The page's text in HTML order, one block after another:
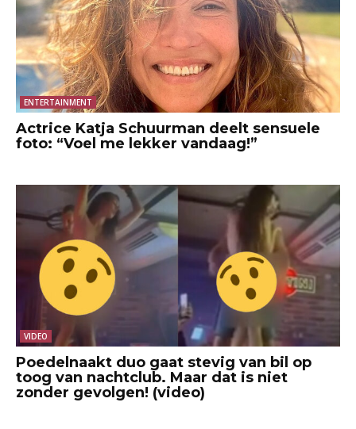
ENTERTAINMENT
Actrice Katja Schuurman deelt sensuele
foto: “Voel me lekker vandaag!”
VIDEO
Poedelnaakt duo gaat stevig van bil op
toog van nachtclub. Maar dat is niet
zonder gevolgen! (video)